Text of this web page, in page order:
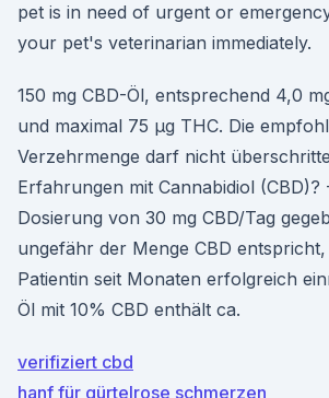
pet is in need of urgent or
your pet's veterinarian immediately.
150 mg CBD-Öl, entsprechend 4,0
und maximal 75 µg THC. Die
Verzehrmenge darf nicht
Erfahrungen mit Cannabidiol (CBD)?
Dosierung von 30 mg CBD/Tag
ungefähr der Menge CBD entspricht,
Patientin seit Monaten erfolgreich
Öl mit 10% CBD enthält ca.
verifiziert cbd
hanf für gürtelrose schmerzen